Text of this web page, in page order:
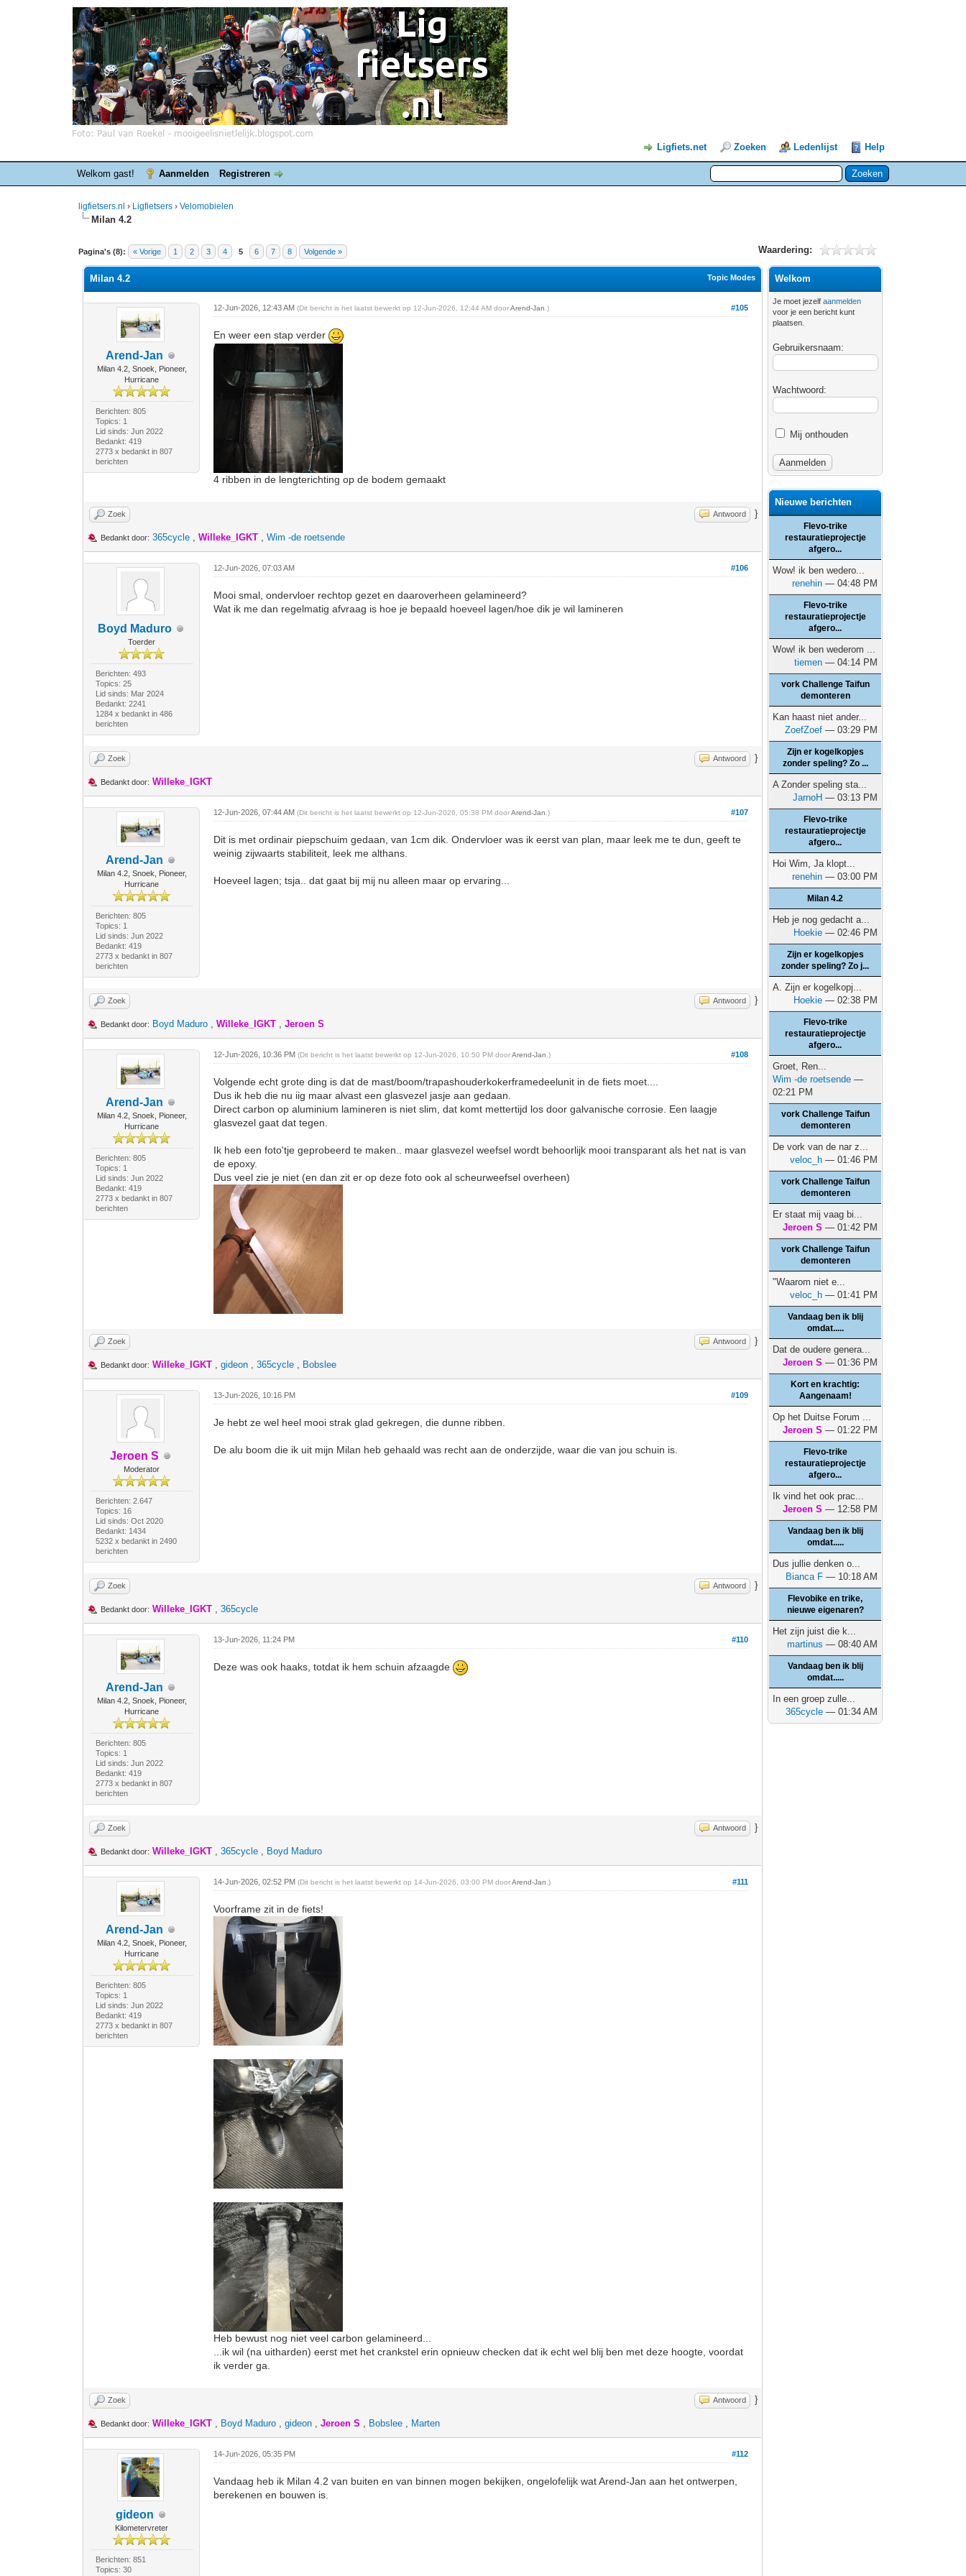
Ligfiets.net Zoeken Ledenlijst Help
Welkom gast! Aanmelden Registreren
ligfietsers.nl › Ligfietsers ›Velomobielen
Milan 4.2
Pagina's (8): « Vorige 1 2 3 4 5 6 7 8 Volgende » Waardering:
0 stemmen - gemiddelde waardering is 0
1
2
3
4
5
Topic Modes
Milan 4.2
Arend-Jan
Milan 4.2, Snoek, Pioneer,
Hurricane
Berichten: 805
Topics: 1
Lid sinds: Jun 2022
Bedankt: 419
2773 x bedankt in 807
berichten
#105
12-Jun-2026, 12:43 AM(Dit bericht is het laatst bewerkt op 12-Jun-2026, 12:44 AM doorArend-Jan .)
En weer een stap verder
4 ribben in de lengterichting op de bodem gemaakt
Zoek Antwoord }
Bedankt door: 365cycle ,Willeke_IGKT ,Wim -de roetsende
Boyd Maduro
Toerder
Berichten: 493
Topics: 25
Lid sinds: Mar 2024
Bedankt: 2241
1284 x bedankt in 486
berichten
#106
12-Jun-2026, 07:03 AM
Mooi smal, ondervloer rechtop gezet en daaroverheen gelamineerd?
Wat ik me dan regelmatig afvraag is hoe je bepaald hoeveel lagen/hoe dik je wil lamineren
Zoek Antwoord }
Bedankt door: Willeke_IGKT
Arend-Jan
Milan 4.2, Snoek, Pioneer,
Hurricane
Berichten: 805
Topics: 1
Lid sinds: Jun 2022
Bedankt: 419
2773 x bedankt in 807
berichten
#107
12-Jun-2026, 07:44 AM(Dit bericht is het laatst bewerkt op 12-Jun-2026, 05:38 PM doorArend-Jan .)
Dit is met ordinair piepschuim gedaan, van 1cm dik. Ondervloer was ik eerst van plan, maar leek me te dun, geeft te
weinig zijwaarts stabiliteit, leek me althans.
Hoeveel lagen; tsja.. dat gaat bij mij nu alleen maar op ervaring...
Zoek Antwoord }
Bedankt door: Boyd Maduro ,Willeke_IGKT ,Jeroen S
Arend-Jan
Milan 4.2, Snoek, Pioneer,
Hurricane
Berichten: 805
Topics: 1
Lid sinds: Jun 2022
Bedankt: 419
2773 x bedankt in 807
berichten
#108
12-Jun-2026, 10:36 PM(Dit bericht is het laatst bewerkt op 12-Jun-2026, 10:50 PM doorArend-Jan .)
Volgende echt grote ding is dat de mast/boom/trapashouderkokerframedeelunit in de fiets moet....
Dus ik heb die nu iig maar alvast een glasvezel jasje aan gedaan.
Direct carbon op aluminium lamineren is niet slim, dat komt mettertijd los door galvanische corrosie. Een laagje
glasvezel gaat dat tegen.
Ik heb een foto'tje geprobeerd te maken.. maar glasvezel weefsel wordt behoorlijk mooi transparant als het nat is van
de epoxy.
Dus veel zie je niet (en dan zit er op deze foto ook al scheurweefsel overheen)
Zoek Antwoord }
Bedankt door: Willeke_IGKT ,gideon ,365cycle , Bobslee
Jeroen S
Moderator
Berichten: 2.647
Topics: 16
Lid sinds: Oct 2020
Bedankt: 1434
5232 x bedankt in 2490
berichten
#109
13-Jun-2026, 10:16 PM
Je hebt ze wel heel mooi strak glad gekregen, die dunne ribben.
De alu boom die ik uit mijn Milan heb gehaald was recht aan de onderzijde, waar die van jou schuin is.
Zoek Antwoord }
Bedankt door: Willeke_IGKT ,365cycle
Arend-Jan
Milan 4.2, Snoek, Pioneer,
Hurricane
Berichten: 805
Topics: 1
Lid sinds: Jun 2022
Bedankt: 419
2773 x bedankt in 807
berichten
#110
13-Jun-2026, 11:24 PM
Deze was ook haaks, totdat ik hem schuin afzaagde
Zoek Antwoord }
Bedankt door: Willeke_IGKT ,365cycle , Boyd Maduro
Arend-Jan
Milan 4.2, Snoek, Pioneer,
Hurricane
Berichten: 805
Topics: 1
Lid sinds: Jun 2022
Bedankt: 419
2773 x bedankt in 807
berichten
#111
14-Jun-2026, 02:52 PM(Dit bericht is het laatst bewerkt op 14-Jun-2026, 03:00 PM doorArend-Jan .)
Voorframe zit in de fiets!
Heb bewust nog niet veel carbon gelamineerd...
...ik wil (na uitharden) eerst met het crankstel erin opnieuw checken dat ik echt wel blij ben met deze hoogte, voordat
ik verder ga.
Zoek Antwoord }
Bedankt door: Willeke_IGKT , Boyd Maduro ,gideon ,Jeroen S , Bobslee , Marten
gideon
Kilometervreter
Berichten: 851
Topics: 30
#112
14-Jun-2026, 05:35 PM
Vandaag heb ik Milan 4.2 van buiten en van binnen mogen bekijken, ongelofelijk wat Arend-Jan aan het ontwerpen,
berekenen en bouwen is.
Welkom
Je moet jezelfaanmelden
voor je een bericht kunt
plaatsen.
Gebruikersnaam:
Wachtwoord:
Mij onthouden
Nieuwe berichten
Flevo-trike
restauratieprojectje
afgero...
Wow! ik ben wedero...
renehin — 04:48 PM
Flevo-trike
restauratieprojectje
afgero...
Wow! ik ben wederom ...
tiemen — 04:14 PM
vork Challenge Taifun
demonteren
Kan haast niet ander...
ZoefZoef — 03:29 PM
Zijn er kogelkopjes
zonder speling? Zo ...
A Zonder speling sta...
JarnoH — 03:13 PM
Flevo-trike
restauratieprojectje
afgero...
Hoi Wim, Ja klopt...
renehin — 03:00 PM
Milan 4.2
Heb je nog gedacht a...
Hoekie — 02:46 PM
Zijn er kogelkopjes
zonder speling? Zo j...
A. Zijn er kogelkopj...
Hoekie — 02:38 PM
Flevo-trike
restauratieprojectje
afgero...
Groet, Ren...
Wim -de roetsende —
02:21 PM
vork Challenge Taifun
demonteren
De vork van de nar z...
veloc_h — 01:46 PM
vork Challenge Taifun
demonteren
Er staat mij vaag bi...
Jeroen S — 01:42 PM
vork Challenge Taifun
demonteren
"Waarom niet e...
veloc_h — 01:41 PM
Vandaag ben ik blij
omdat.....
Dat de oudere genera...
Jeroen S — 01:36 PM
Kort en krachtig:
Aangenaam!
Op het Duitse Forum ...
Jeroen S — 01:22 PM
Flevo-trike
restauratieprojectje
afgero...
Ik vind het ook prac...
Jeroen S — 12:58 PM
Vandaag ben ik blij
omdat.....
Dus jullie denken o...
Bianca F — 10:18 AM
Flevobike en trike,
nieuwe eigenaren?
Het zijn juist die k...
martinus — 08:40 AM
Vandaag ben ik blij
omdat.....
In een groep zulle...
365cycle — 01:34 AM